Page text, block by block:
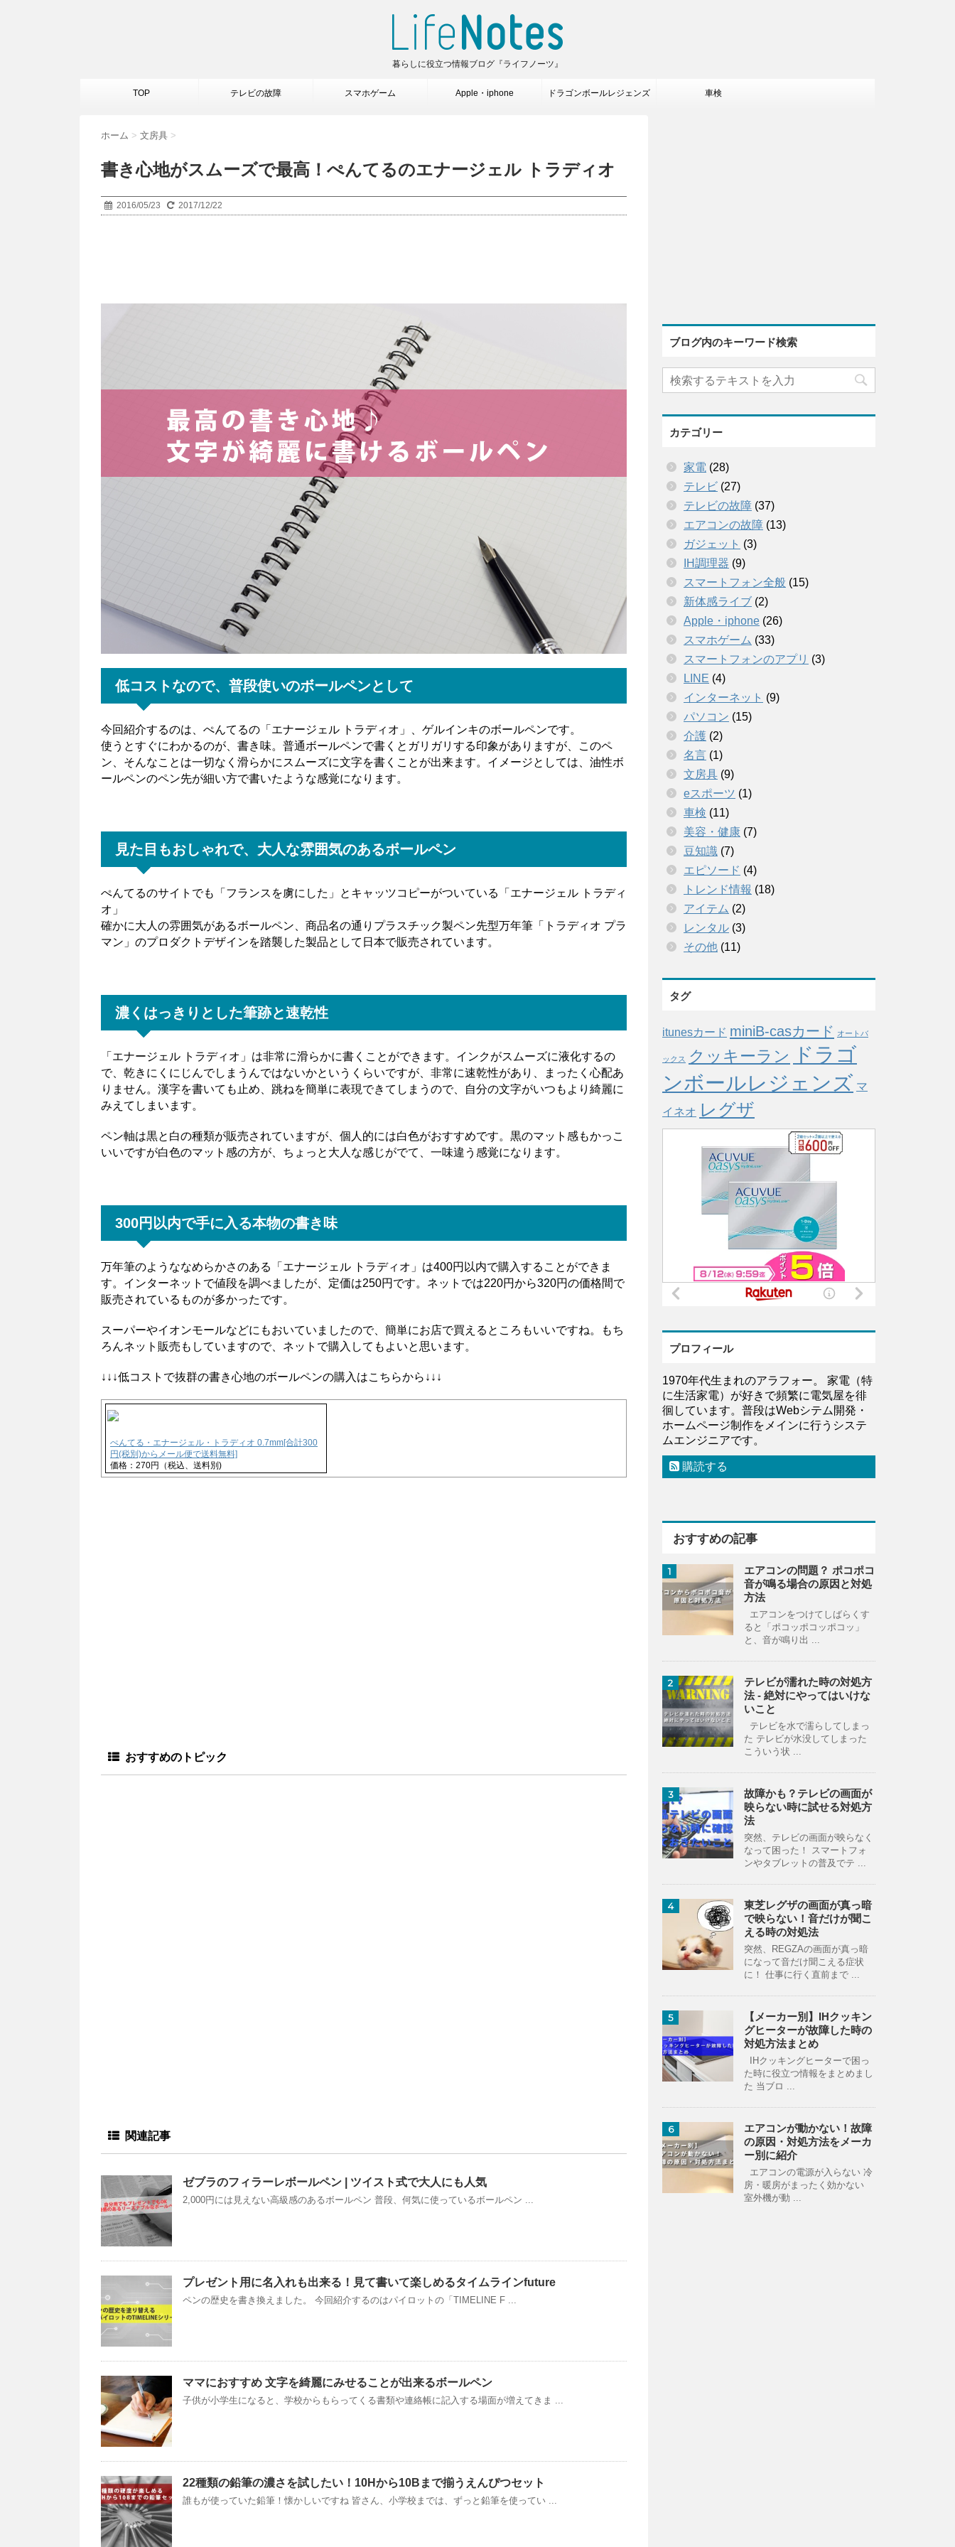
暮らしに役立つ情報ブログ『ライフノーツ』
TOP テレビの故障 スマホゲーム Apple・iphone ドラゴンボールレジェンズ 車検
ホーム > 文房具 >
書き心地がスムーズで最高！ぺんてるのエナージェル トラディオ
2016/05/23 2017/12/22
低コストなので、普段使いのボールペンとして
今回紹介するのは、ぺんてるの「エナージェル トラディオ」、ゲルインキのボールペンです。
使うとすぐにわかるのが、書き味。普通ボールペンで書くとガリガリする印象がありますが、このペ
ン、そんなことは一切なく滑らかにスムーズに文字を書くことが出来ます。イメージとしては、油性ボ
ールペンのペン先が細い方で書いたような感覚になります。
見た目もおしゃれで、大人な雰囲気のあるボールペン
ぺんてるのサイトでも「フランスを虜にした」とキャッツコピーがついている「エナージェル トラディ
オ」
確かに大人の雰囲気があるボールペン、商品名の通りプラスチック製ペン先型万年筆「トラディオ プラ
マン」のプロダクトデザインを踏襲した製品として日本で販売されています。
濃くはっきりとした筆跡と速乾性
「エナージェル トラディオ」は非常に滑らかに書くことができます。インクがスムーズに液化するの
で、乾きにくにじんでしまうんではないかというくらいですが、非常に速乾性があり、まったく心配あ
りません。漢字を書いても止め、跳ねを簡単に表現できてしまうので、自分の文字がいつもより綺麗に
みえてしまいます。
ペン軸は黒と白の種類が販売されていますが、個人的には白色がおすすめです。黒のマット感もかっこ
いいですが白色のマット感の方が、ちょっと大人な感じがでて、一味違う感覚になります。
300円以内で手に入る本物の書き味
万年筆のようななめらかさのある「エナージェル トラディオ」は400円以内で購入することができま
す。インターネットで値段を調べましたが、定価は250円です。ネットでは220円から320円の価格間で
販売されているものが多かったです。
スーパーやイオンモールなどにもおいていましたので、簡単にお店で買えるところもいいですね。もち
ろんネット販売もしていますので、ネットで購入してもよいと思います。
↓↓↓低コストで抜群の書き心地のボールペンの購入はこちらから↓↓↓
ぺんてる・エナージェル・トラディオ 0.7mm[合計300
円(税別)からメール便で送料無料]
価格：270円（税込、送料別)
おすすめのトピック
関連記事
ゼブラのフィラーレボールペン | ツイスト式で大人にも人気
2,000円には見えない高級感のあるボールペン 普段、何気に使っているボールペン ...
プレゼント用に名入れも出来る！見て書いて楽しめるタイムラインfuture
ペンの歴史を書き換えました。 今回紹介するのはパイロットの「TIMELINE F ...
ママにおすすめ 文字を綺麗にみせることが出来るボールペン
子供が小学生になると、学校からもらってくる書類や連絡帳に記入する場面が増えてきま ...
22種類の鉛筆の濃さを試したい！10Hから10Bまで揃うえんぴつセット
誰もが使っていた鉛筆！懐かしいですね 皆さん、小学校までは、ずっと鉛筆を使ってい ...
ブログ内のキーワード検索
カテゴリー
家電 (28)
テレビ (27)
テレビの故障 (37)
エアコンの故障 (13)
ガジェット (3)
IH調理器 (9)
スマートフォン全般 (15)
新体感ライブ (2)
Apple・iphone (26)
スマホゲーム (33)
スマートフォンのアプリ (3)
LINE (4)
インターネット (9)
パソコン (15)
介護 (2)
名言 (1)
文房具 (9)
eスポーツ (1)
車検 (11)
美容・健康 (7)
豆知識 (7)
エピソード (4)
トレンド情報 (18)
アイテム (2)
レンタル (3)
その他 (11)
タグ
itunesカード miniB-casカード オートバ
ックス クッキーラン
ドラゴ
ンボールレジェンズ マ
イネオ レグザ
プロフィール
1970年代生まれのアラフォー。 家電（特
に生活家電）が好きで頻繁に電気屋を徘
徊しています。普段はWebシテム開発・
ホームページ制作をメインに行うシステ
ムエンジニアです。
購読する
おすすめの記事
1
エアコンの問題？ ポコポコ
音が鳴る場合の原因と対処
方法
エアコンをつけてしばらくす
ると「ポコッポコッポコッ」
と、音が鳴り出 ...
2
テレビが濡れた時の対処方
法 - 絶対にやってはいけな
いこと
テレビを水で濡らしてしまっ
た テレビが水没してしまった
こういう状 ...
3
故障かも？テレビの画面が
映らない時に試せる対処方
法
突然、テレビの画面が映らなく
なって困った！ スマートフォ
ンやタブレットの普及でテ ...
4
東芝レグザの画面が真っ暗
で映らない！音だけが聞こ
える時の対処法
突然、REGZAの画面が真っ暗
になって音だけ聞こえる症状
に！ 仕事に行く直前まで ...
5
【メーカー別】IHクッキン
グヒーターが故障した時の
対処方法まとめ
IHクッキングヒーターで困っ
た時に役立つ情報をまとめまし
た 当ブロ ...
6
エアコンが動かない！故障
の原因・対処方法をメーカ
ー別に紹介
エアコンの電源が入らない 冷
房・暖房がまったく効かない
室外機が動 ...